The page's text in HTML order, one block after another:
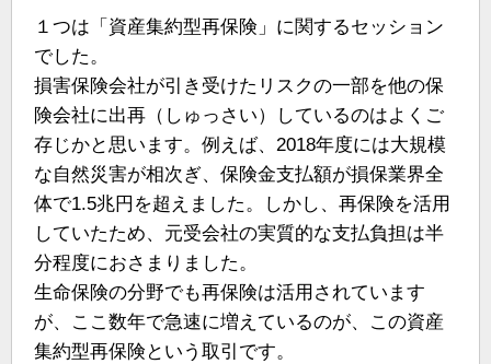
１つは「資産集約型再保険」に関するセッション
でした。
損害保険会社が引き受けたリスクの一部を他の保
険会社に出再（しゅっさい）しているのはよくご
存じかと思います。例えば、2018年度には大規模
な自然災害が相次ぎ、保険金支払額が損保業界全
体で1.5兆円を超えました。しかし、再保険を活用
していたため、元受会社の実質的な支払負担は半
分程度におさまりました。
生命保険の分野でも再保険は活用されています
が、ここ数年で急速に増えているのが、この資産
集約型再保険という取引です。